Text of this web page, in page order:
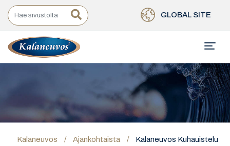
GLOBAL SITE
Kalaneuvos / Ajankohtaista /
Kalaneuvos Kuhauistelu